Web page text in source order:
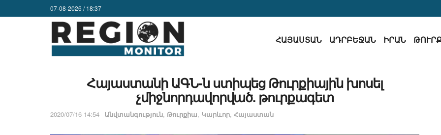
07-08-2026 / 18:37
ՀԱՅԱՍՏԱՆ ԱԴՐԲԵՋԱՆ ԻՐԱՆ
Հայաստանի ԱԳՆ-ն ստիպեց Թուրքիային խոսել
չմիջնորդավորված. թուրքագետ
2020/07/16 14:54 Անվտանգություն, Թուրքիա, Կարևոր, Հայաստան